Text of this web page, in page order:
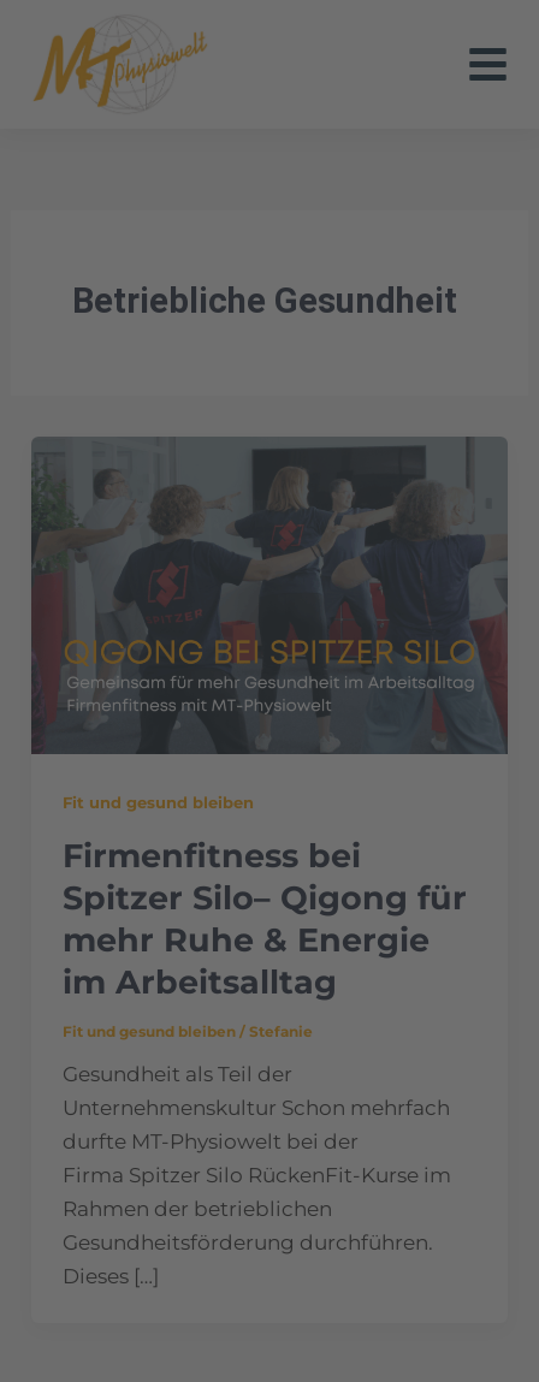
Inhalt
springen
Betriebliche Gesundheit
Fit und gesund bleiben
Firmenfitness bei
Spitzer Silo– Qigong für
mehr Ruhe & Energie
im Arbeitsalltag
Fit und gesund bleiben/ Stefanie
Gesundheit als Teil der
Unternehmenskultur Schon mehrfach
durfte MT-Physiowelt bei der
Firma Spitzer Silo RückenFit-Kurse im
Rahmen der betrieblichen
Gesundheitsförderung durchführen.
Dieses […]